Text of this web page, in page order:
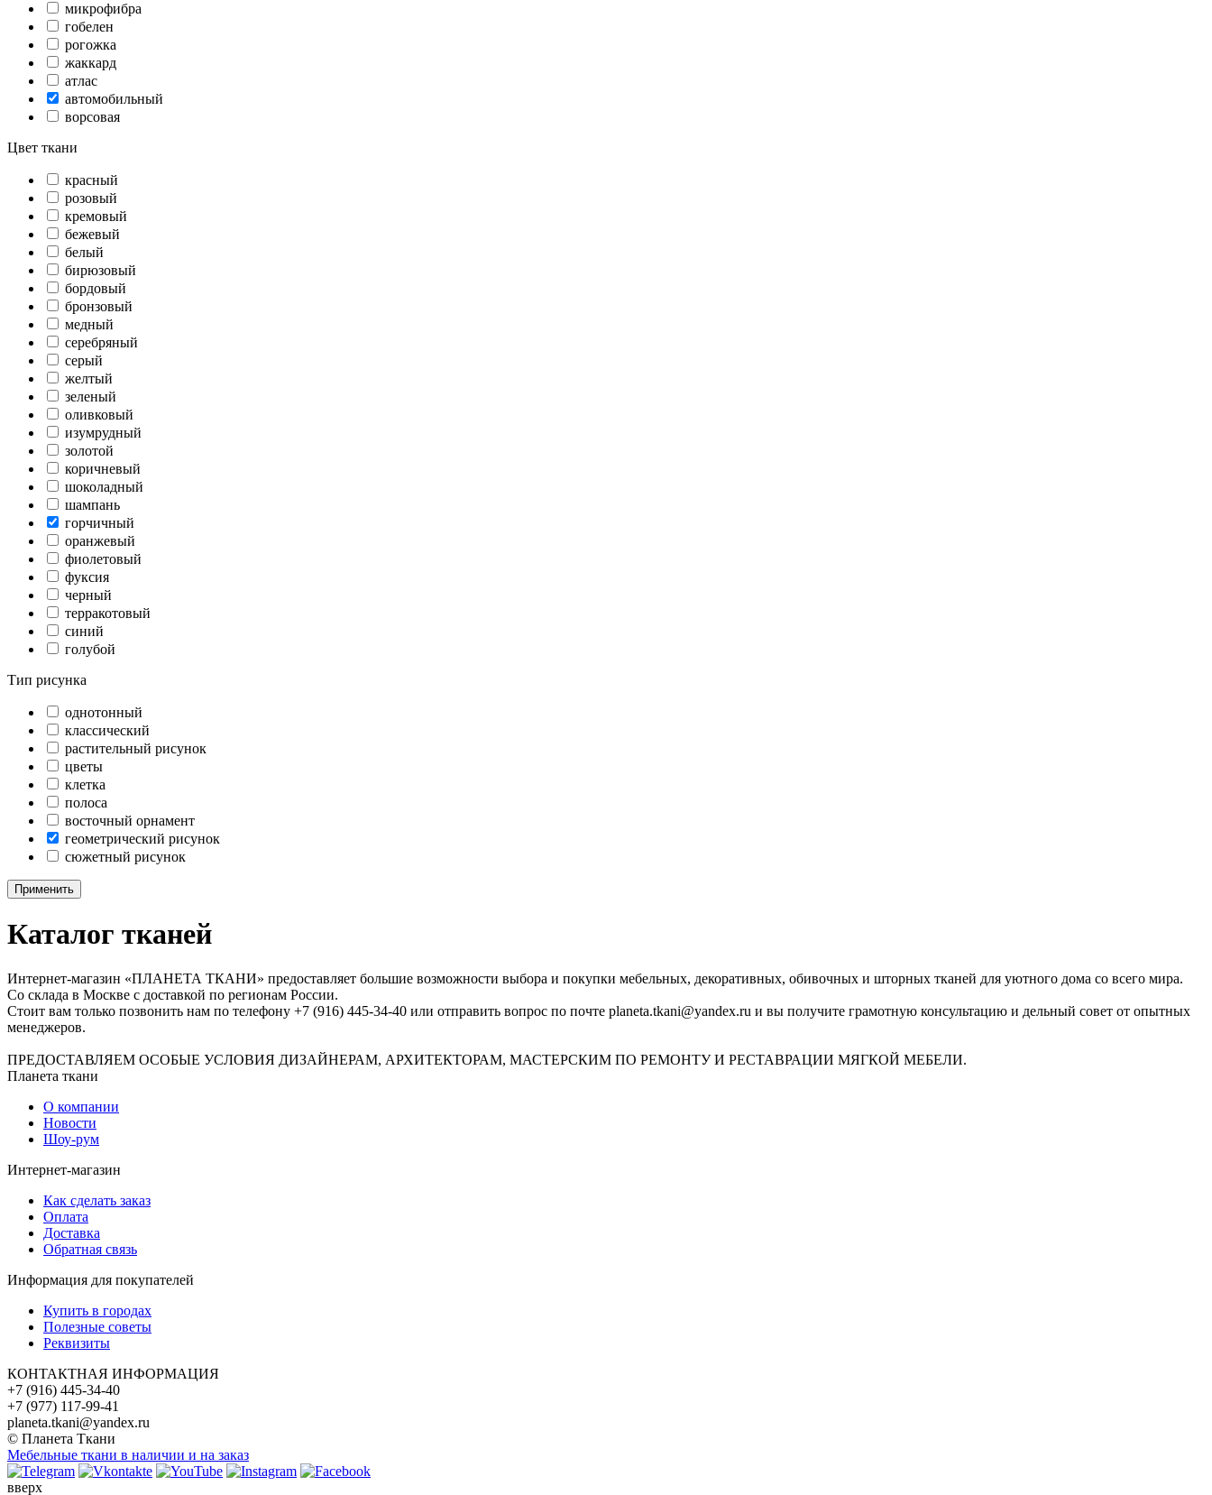
микрофибра
гобелен
рогожка
жаккард
атлас
автомобильный
ворсовая
Цвет ткани
красный
розовый
кремовый
бежевый
белый
бирюзовый
бордовый
бронзовый
медный
серебряный
серый
желтый
зеленый
оливковый
изумрудный
золотой
коричневый
шоколадный
шампань
горчичный
оранжевый
фиолетовый
фуксия
черный
терракотовый
синий
голубой
Тип рисунка
однотонный
классический
растительный рисунок
цветы
клетка
полоса
восточный орнамент
геометрический рисунок
сюжетный рисунок
Применить
Каталог тканей
Интернет-магазин «ПЛАНЕТА ТКАНИ» предоставляет большие возможности выбора и покупки мебельных, декоративных, обивочных и шторных тканей для уютного дома со всего мира.
Со склада в Москве с доставкой по регионам России.
Стоит вам только позвонить нам по телефону +7 (916) 445-34-40 или отправить вопрос по почте planeta.tkani@yandex.ru и вы получите грамотную консультацию и дельный совет от опытных
менеджеров.
ПРЕДОСТАВЛЯЕМ ОСОБЫЕ УСЛОВИЯ ДИЗАЙНЕРАМ, АРХИТЕКТОРАМ, МАСТЕРСКИМ ПО РЕМОНТУ И РЕСТАВРАЦИИ МЯГКОЙ МЕБЕЛИ.
Планета ткани
О компании
Новости
Шоу-рум
Интернет-магазин
Как сделать заказ
Оплата
Доставка
Обратная связь
Информация для покупателей
Купить в городах
Полезные советы
Реквизиты
КОНТАКТНАЯ ИНФОРМАЦИЯ
+7 (916) 445-34-40
+7 (977) 117-99-41
planeta.tkani@yandex.ru
© Планета Ткани
Мебельные ткани в наличии и на заказ
вверх